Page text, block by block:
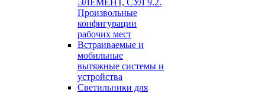
ЭЛЕМЕНТ, СУЛ 9.2.
Произвольные
конфигурации
рабочих мест
Встраиваемые и
мобильные
вытяжные системы и
устройства
Светильники для